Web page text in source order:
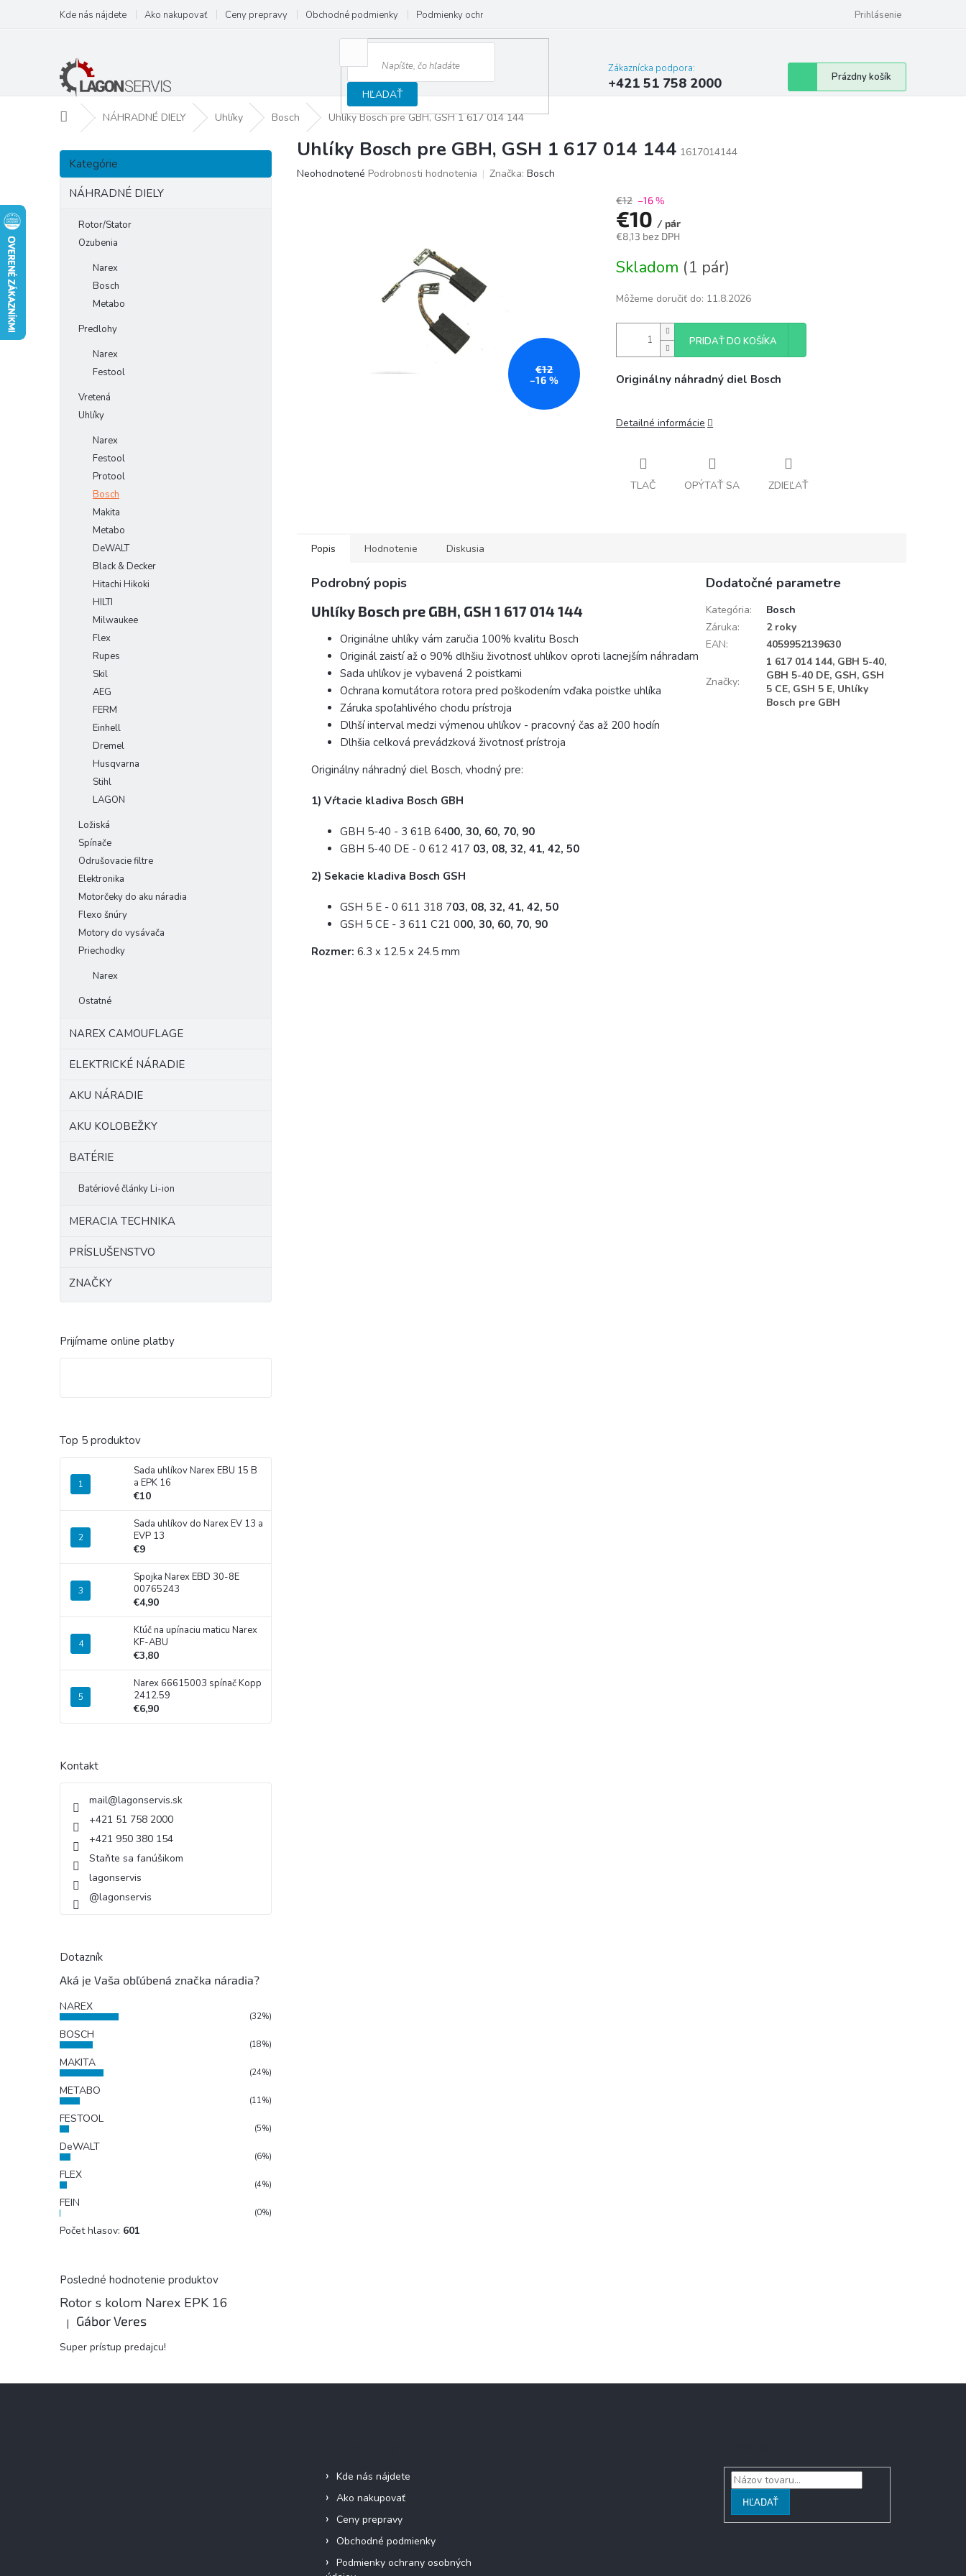
obsah
Kde nás nájdete Ako nakupovať Ceny prepravy Obchodné podmienky Podmienky ochrany osobných údajov Prihlásenie
HĽADAŤ
Zákaznícka podpora:
+421 51 758 2000
Nákupný
košík
Prázdny košík
DomovNÁHRADNÉ DIELY Uhlíky Bosch Uhlíky Bosch pre GBH, GSH 1 617 014 144
B
č
Preskočiť
kategórie
Kategórie
NÁHRADNÉ DIELY
Rotor/Stator
Ozubenia
Narex
Bosch
Metabo
Predlohy
Narex
Festool
Vretená
Uhlíky
Narex
Festool
Protool
Bosch
Makita
Metabo
DeWALT
Black & Decker
Hitachi Hikoki
HILTI
Milwaukee
Flex
Rupes
Skil
AEG
FERM
Einhell
Dremel
Husqvarna
Stihl
LAGON
Ložiská
Spínače
Odrušovacie filtre
Elektronika
Motorčeky do aku náradia
Flexo šnúry
Motory do vysávača
Priechodky
Narex
Ostatné
NAREX CAMOUFLAGE
ELEKTRICKÉ NÁRADIE
AKU NÁRADIE
AKU KOLOBEŽKY
BATÉRIE
Batériové články Li-ion
MERACIA TECHNIKA
PRÍSLUŠENSTVO
ZNAČKY
Prijímame online platby
Top 5 produktov
Sada uhlíkov Narex EBU 15 B
a EPK 16
€10
Sada uhlíkov do Narex EV 13 a
EVP 13
€9
Spojka Narex EBD 30-8E
00765243
€4,90
Kľúč na upínaciu maticu Narex
KF-ABU
€3,80
Narex 66615003 spínač Kopp
2412.59
€6,90
Kontakt
mail@lagonservis.sk
+421 51 758 2000
+421 950 380 154
Staňte sa fanúšikom
lagonservis
@lagonservis
Dotazník
Aká je Vaša obľúbená značka náradia?
NAREX
(32%)
BOSCH
(18%)
MAKITA
(24%)
METABO
(11%)
FESTOOL
(5%)
DeWALT
(6%)
FLEX
(4%)
FEIN
(0%)
Počet hlasov: 601
Posledné hodnotenie produktov
Rotor s kolom Narex EPK 16
Hodnotenie produktu je 5 z 5 hviezdičiek.
| Gábor Veres
Super prístup predajcu!
Uhlíky Bosch pre GBH, GSH 1 617 014 144 1617014144
Priemerné
Neohodnotené Podrobnosti hodnotenia Značka: Bosch
€12
–16 %
€12 –16 %
€10 / pár
€8,13 bez DPH
cena:
Skladom (1 pár)
Môžeme doručiť do: 11.8.2026
PRIDAŤ DO KOŠÍKA
Originálny náhradný diel Bosch
Detailné informácie
TLAČ OPÝTAŤ SA ZDIEĽAŤ
Popis Hodnotenie Diskusia
Podrobný popis
Uhlíky Bosch pre GBH, GSH 1 617 014 144
Originálne uhlíky vám zaručia 100% kvalitu Bosch
Originál zaistí až o 90% dlhšiu životnosť uhlíkov oproti lacnejším náhradam
Sada uhlíkov je vybavená 2 poistkami
Ochrana komutátora rotora pred poškodením vďaka poistke uhlíka
Záruka spoľahlivého chodu prístroja
Dlhší interval medzi výmenou uhlíkov - pracovný čas až 200 hodín
Dlhšia celková prevádzková životnosť prístroja
Originálny náhradný diel Bosch, vhodný pre:
1) Vŕtacie kladiva Bosch GBH
GBH 5-40 - 3 61B 6400, 30, 60, 70, 90
GBH 5-40 DE - 0 612 417 03, 08, 32, 41, 42, 50
2) Sekacie kladiva Bosch GSH
GSH 5 E - 0 611 318 703, 08, 32, 41, 42, 50
GSH 5 CE - 3 611 C21 000, 30, 60, 70, 90
Rozmer: 6.3 x 12.5 x 24.5 mm
Dodatočné parametre
Kategória:
Bosch
Záruka:
2 roky
EAN: 4059952139630
Značky:
1 617 014 144, GBH 5-40,
GBH 5-40 DE, GSH, GSH
5 CE, GSH 5 E, Uhlíky
Bosch pre GBH
Kde nás nájdete
Ako nakupovať
Ceny prepravy
Obchodné podmienky
Podmienky ochrany osobných
HĽADAŤ